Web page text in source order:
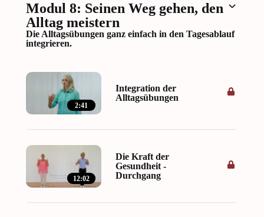
Modul 8: Seinen Weg gehen, den
Alltag meistern
Die Alltagsübungen ganz einfach in den Tagesablauf
integrieren.
2:41
Integration der
Alltagsübungen
12:02
Die Kraft der
Gesundheit -
Durchgang